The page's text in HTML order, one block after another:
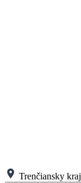
Trenčiansky kraj